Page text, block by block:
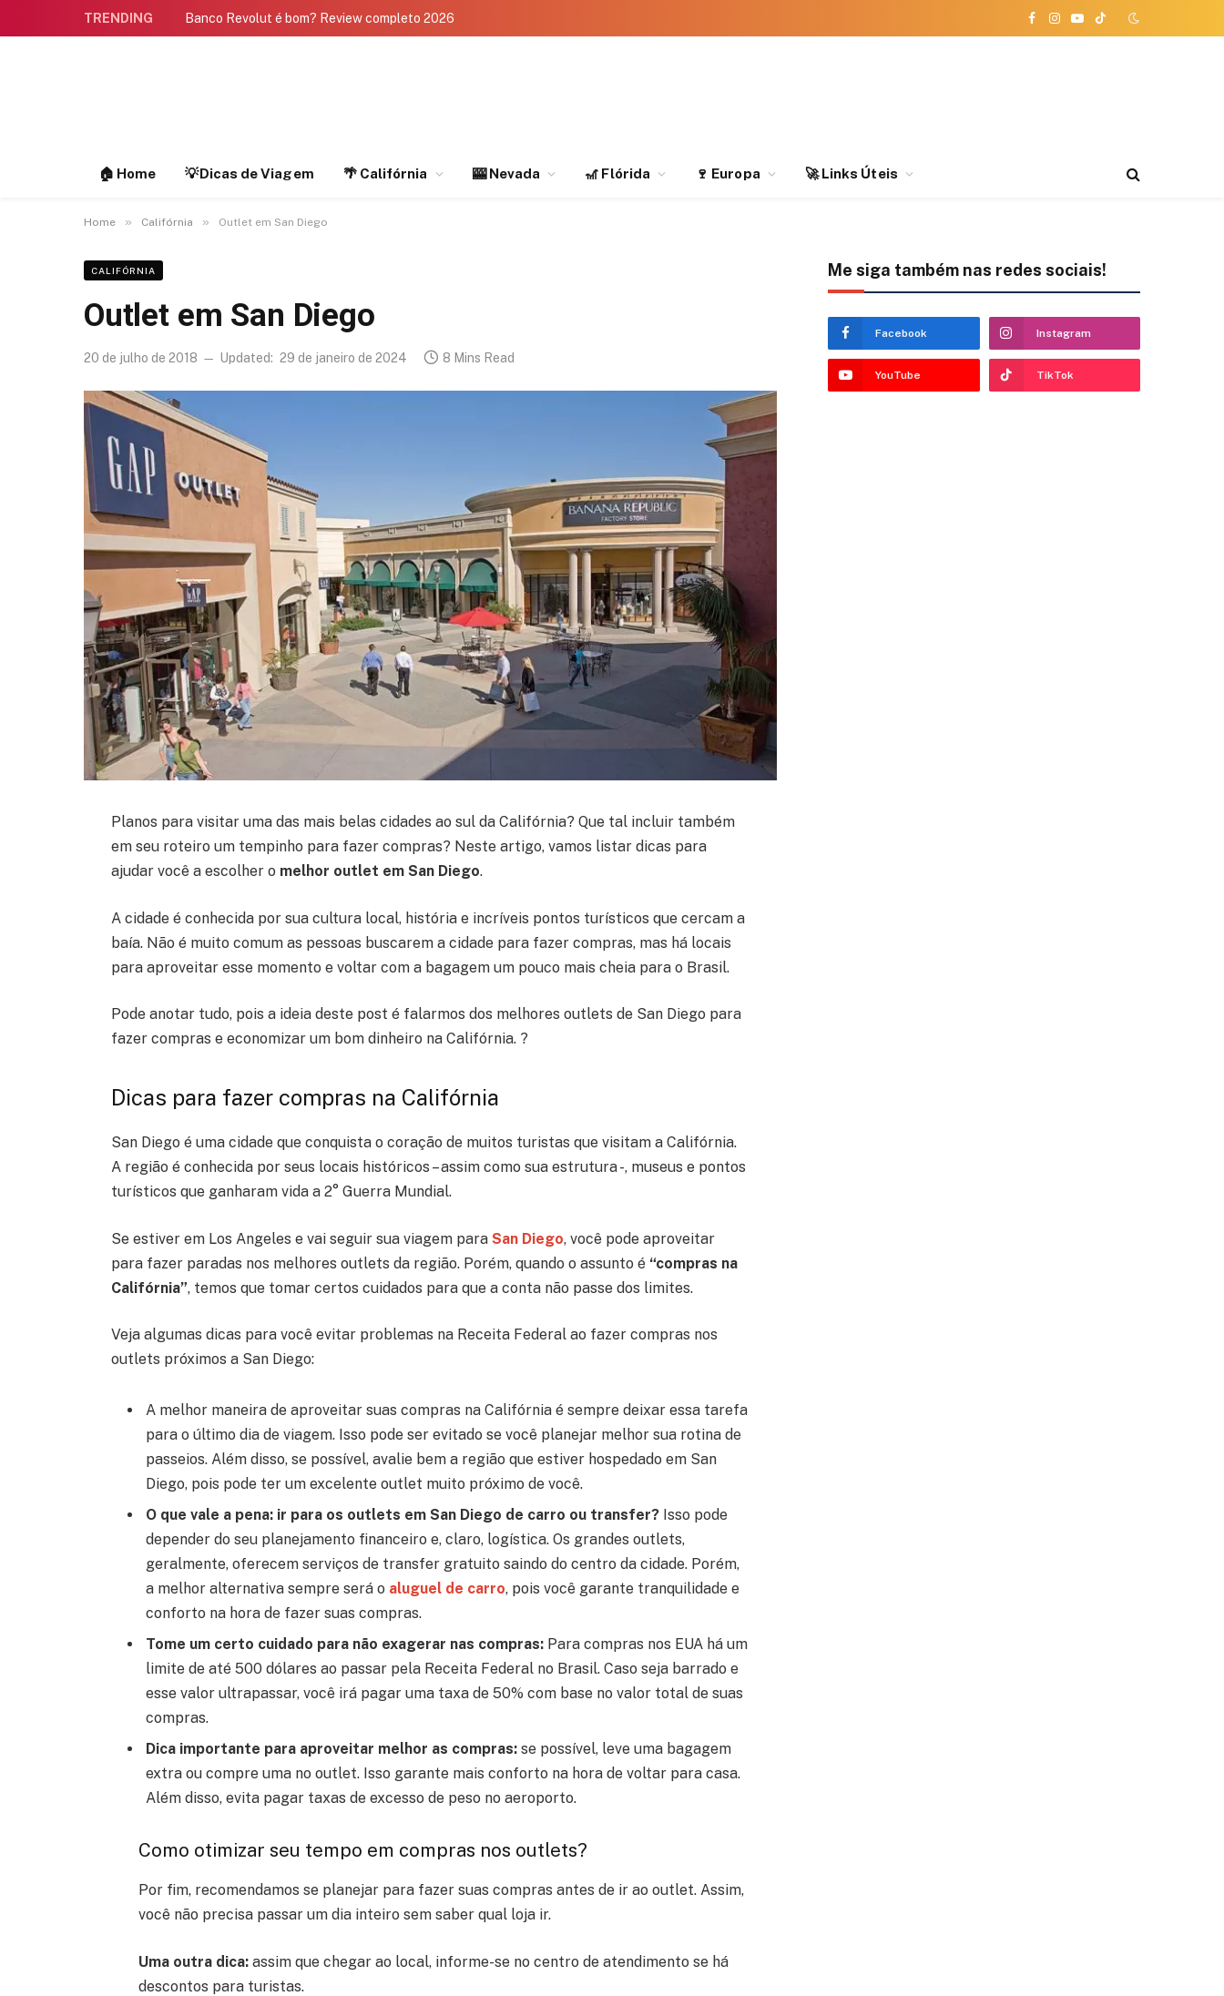
TRENDING Banco Revolut é bom? Review completo 2026
Facebook
Instagram
YouTubeTikTok
🏠 Home 💡Dicas de Viagem 🌴 Califórnia 🎰 Nevada 🎢 Flórida 🍷 Europa 🚀 Links Úteis
Home » Califórnia » Outlet em San Diego
CALIFÓRNIA
Outlet em San Diego
20 de julho de 2018 Updated: 29 de janeiro de 2024 8 Mins Read
Planos para visitar uma das mais belas cidades ao sul da Califórnia? Que tal incluir também
em seu roteiro um tempinho para fazer compras? Neste artigo, vamos listar dicas para
ajudar você a escolher o melhor outlet em San Diego.
A cidade é conhecida por sua cultura local, história e incríveis pontos turísticos que cercam a
baía. Não é muito comum as pessoas buscarem a cidade para fazer compras, mas há locais
para aproveitar esse momento e voltar com a bagagem um pouco mais cheia para o Brasil.
Pode anotar tudo, pois a ideia deste post é falarmos dos melhores outlets de San Diego para
fazer compras e economizar um bom dinheiro na Califórnia. ?
Dicas para fazer compras na Califórnia
San Diego é uma cidade que conquista o coração de muitos turistas que visitam a Califórnia.
A região é conhecida por seus locais históricos – assim como sua estrutura -, museus e pontos
turísticos que ganharam vida a 2° Guerra Mundial.
Se estiver em Los Angeles e vai seguir sua viagem para San Diego, você pode aproveitar
para fazer paradas nos melhores outlets da região. Porém, quando o assunto é “compras na
Califórnia”, temos que tomar certos cuidados para que a conta não passe dos limites.
Veja algumas dicas para você evitar problemas na Receita Federal ao fazer compras nos
outlets próximos a San Diego:
A melhor maneira de aproveitar suas compras na Califórnia é sempre deixar essa tarefa
para o último dia de viagem. Isso pode ser evitado se você planejar melhor sua rotina de
passeios. Além disso, se possível, avalie bem a região que estiver hospedado em San
Diego, pois pode ter um excelente outlet muito próximo de você.
O que vale a pena: ir para os outlets em San Diego de carro ou transfer?Isso pode
depender do seu planejamento financeiro e, claro, logística. Os grandes outlets,
geralmente, oferecem serviços de transfer gratuito saindo do centro da cidade. Porém,
a melhor alternativa sempre será o aluguel de carro, pois você garante tranquilidade e
conforto na hora de fazer suas compras.
Tome um certo cuidado para não exagerar nas compras: Para compras nos EUA há um
limite de até 500 dólares ao passar pela Receita Federal no Brasil. Caso seja barrado e
esse valor ultrapassar, você irá pagar uma taxa de 50% com base no valor total de suas
compras.
Dica importante para aproveitar melhor as compras: se possível, leve uma bagagem
extra ou compre uma no outlet. Isso garante mais conforto na hora de voltar para casa.
Além disso, evita pagar taxas de excesso de peso no aeroporto.
Como otimizar seu tempo em compras nos outlets?
Por fim, recomendamos se planejar para fazer suas compras antes de ir ao outlet. Assim,
você não precisa passar um dia inteiro sem saber qual loja ir.
Uma outra dica:assim que chegar ao local, informe-se no centro de atendimento se há
descontos para turistas.
Me siga também nas redes sociais!
Facebook Instagram
YouTube TikTok